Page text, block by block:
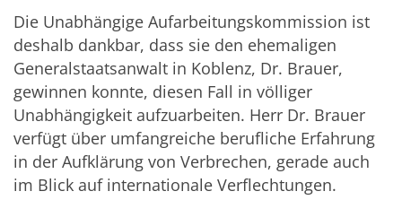
Die Unabhängige Aufarbeitungskommission ist
deshalb dankbar, dass sie den ehemaligen
Generalstaatsanwalt in Koblenz, Dr. Brauer,
gewinnen konnte, diesen Fall in völliger
Unabhängigkeit aufzuarbeiten. Herr Dr. Brauer
verfügt über umfangreiche berufliche Erfahrung
in der Aufklärung von Verbrechen, gerade auch
im Blick auf internationale Verflechtungen.